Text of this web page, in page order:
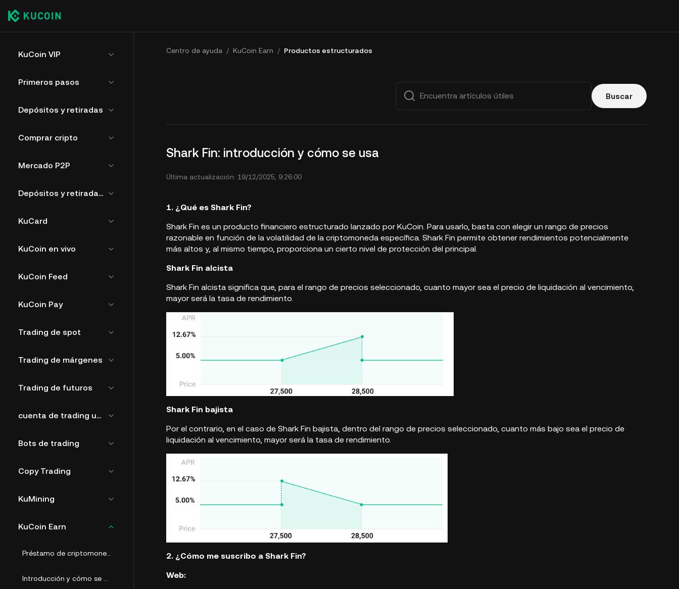
KuCoin VIP
Primeros pasos
Depósitos y retiradas
Comprar cripto
Mercado P2P
Depósitos y retiradas de fíat
KuCard
KuCoin en vivo
KuCoin Feed
KuCoin Pay
Trading de spot
Trading de márgenes
Trading de futuros
cuenta de trading unificada
Bots de trading
Copy Trading
KuMining
KuCoin Earn
Centro de ayuda / KuCoin Earn / Productos estructurados
Buscar
Shark Fin: introducción y cómo se usa
Última actualización: 19/12/2025, 9:26:00
1. ¿Qué es Shark Fin?
Shark Fin es un producto financiero estructurado lanzado por KuCoin. Para usarlo, basta con elegir un rango de precios
razonable en función de la volatilidad de la criptomoneda específica. Shark Fin permite obtener rendimientos potencialmente
más altos y, al mismo tiempo, proporciona un cierto nivel de protección del principal.
Shark Fin alcista
Shark Fin alcista significa que, para el rango de precios seleccionado, cuanto mayor sea el precio de liquidación al vencimiento,
mayor será la tasa de rendimiento.
Shark Fin bajista
Por el contrario, en el caso de Shark Fin bajista, dentro del rango de precios seleccionado, cuanto más bajo sea el precio de
liquidación al vencimiento, mayor será la tasa de rendimiento.
2. ¿Cómo me suscribo a Shark Fin?
Web: